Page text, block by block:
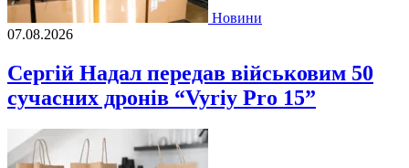
Новини
07.08.2026
Сергій Надал передав військовим 50
сучасних дронів “Vyriy Pro 15”